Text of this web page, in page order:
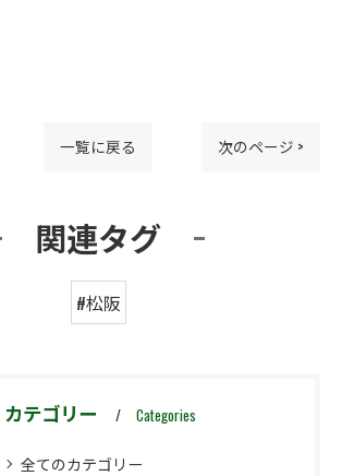
一覧に戻る 次のページ >
関連タグ
#松阪
カテゴリー Categories
全てのカテゴリー